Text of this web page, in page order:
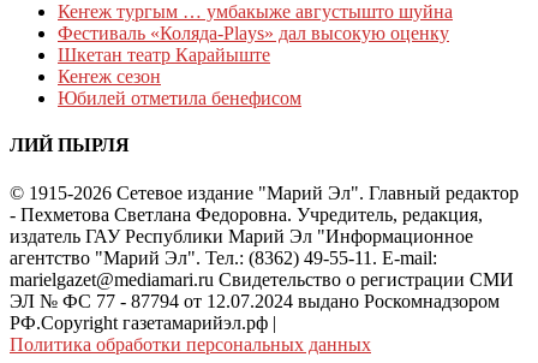
Кеҥеж тургым … умбакыже августышто шуйна
Фестиваль «Коляда-Plays» дал высокую оценку
Шкетан театр Карайыште
Кеҥеж сезон
Юбилей отметила бенефисом
ЛИЙ ПЫРЛЯ
© 1915-2026 Сетевое издание "Марий Эл". Главный редактор
- Пехметова Светлана Федоровна. Учредитель, редакция,
издатель ГАУ Республики Марий Эл "Информационное
агентство "Марий Эл". Тел.: (8362) 49-55-11. E-mail:
marielgazet@mediamari.ru Свидетельство о регистрации СМИ
ЭЛ № ФС 77 - 87794 от 12.07.2024 выдано Роскомнадзором
РФ.Copyright газетамарийэл.рф |
Политика обработки персональных данных